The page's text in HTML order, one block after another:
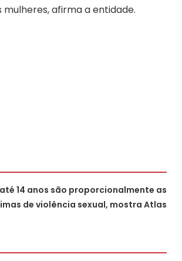
afirma a entidade.
14 anos são proporcionalmente as
de violência sexual, mostra Atlas